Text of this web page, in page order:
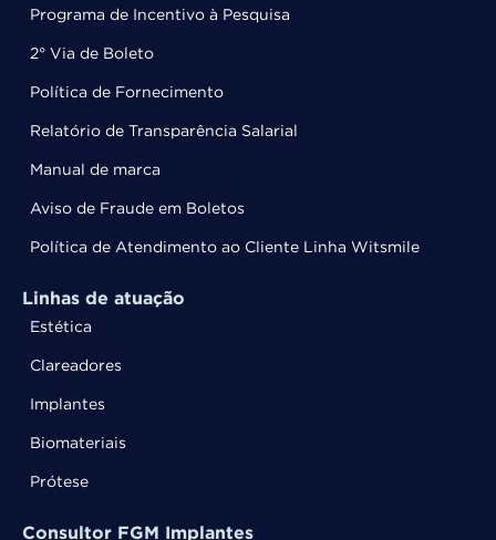
Programa de Incentivo à Pesquisa
2° Via de Boleto
Política de Fornecimento
Relatório de Transparência Salarial
Manual de marca
Aviso de Fraude em Boletos
Política de Atendimento ao Cliente Linha Witsmile
Linhas de atuação
Estética
Clareadores
Implantes
Biomateriais
Prótese
Consultor FGM Implantes